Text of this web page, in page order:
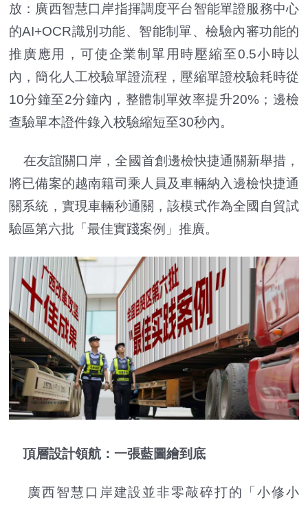
放：廣西智慧口岸指揮調度平台智能單證服務中心
的AI+OCR識別功能、智能制單、檢驗內審功能的
推廣應用，可使企業制單用時壓縮至0.5小時以
內，簡化人工校驗單證流程，壓縮單證校驗耗時從
10分鐘至2分鐘內，整體制單效率提升20%；邊檢
查驗單本證件錄入校驗縮短至30秒內。
在友誼關口岸，全國首創邊檢快捷通關新舉措，
將已備案的越南籍司乘人員及車輛納入邊檢快捷通
關系統，實現車輛秒通關，該模式作為全國自貿試
驗區第六批「最佳實踐案例」推廣。
頂層設計領航：一張藍圖繪到底
廣西智慧口岸建設並非零敲碎打的「小修小